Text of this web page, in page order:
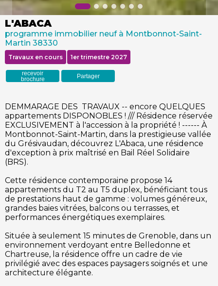
L'ABACA
programme immobilier neuf à Montbonnot-Saint-
Martin 38330
Travaux en cours 1er trimestre 2027
recevoir
brochure
Partager
DEMMARAGE DES TRAVAUX -- encore QUELQUES
appartements DISPONOBLES ! /// Résidence réservée
EXCLUSIVEMENT à l'accession à la propriété ! ------ À
Montbonnot-Saint-Martin, dans la prestigieuse vallée
du Grésivaudan, découvrez L'Abaca, une résidence
d'exception à prix maîtrisé en Bail Réel Solidaire
(BRS).
Cette résidence contemporaine propose 14
appartements du T2 au T5 duplex, bénéficiant tous
de prestations haut de gamme : volumes généreux,
grandes baies vitrées, balcons ou terrasses, et
performances énergétiques exemplaires.
Située à seulement 15 minutes de Grenoble, dans un
environnement verdoyant entre Belledonne et
Chartreuse, la résidence offre un cadre de vie
privilégié avec des espaces paysagers soignés et une
architecture élégante.